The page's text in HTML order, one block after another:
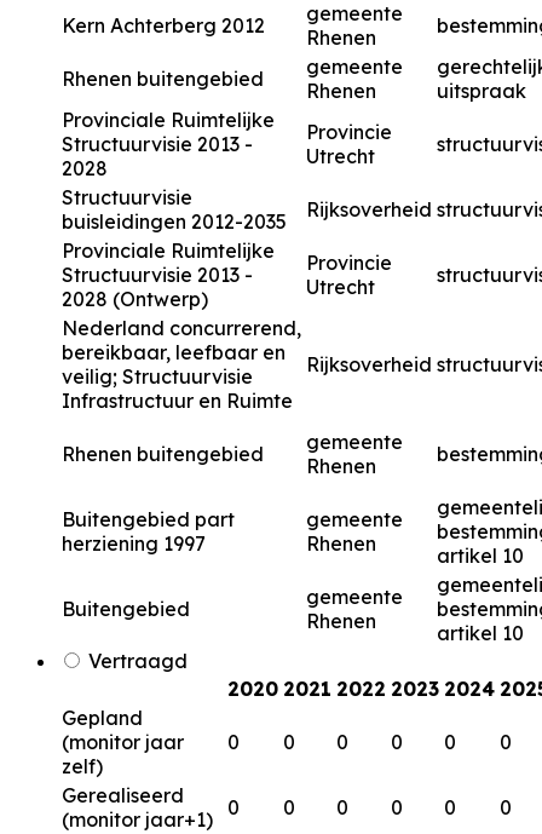
Kern Achterberg 2012
gemeente
Rhenen
Rhenen buitengebied
gemeente
Rhenen
uitspraak
Provinciale Ruimtelijke
Structuurvisie 2013 -
2028
Provincie
Utrecht
Structuurvisie
buisleidingen 2012-2035
Rijksoverheid
Provinciale Ruimtelijke
Structuurvisie 2013 -
2028 (Ontwerp)
Provincie
Utrecht
Nederland concurrerend,
bereikbaar, leefbaar en
veilig; Structuurvisie
Infrastructuur en Ruimte
Rijksoverheid
Rhenen buitengebied
gemeente
Rhenen
Buitengebied part
herziening 1997
gemeente
Rhenen
artikel 10
Buitengebied
gemeente
Rhenen
artikel 10
Vertraagd
2020 2021 2022 2023 2024
Gepland
(monitor jaar
zelf)
0 0 0 0 0 0
Gerealiseerd
(monitor jaar+1)
0 0 0 0 0
0